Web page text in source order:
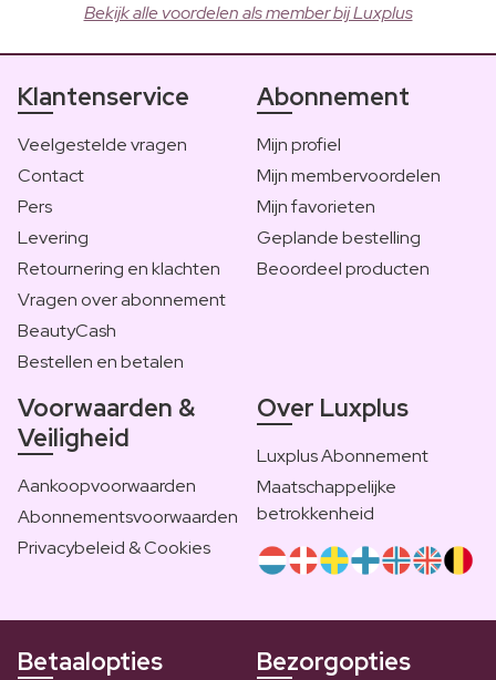
Bekijk alle voordelen als member bij Luxplus
Klantenservice
Veelgestelde vragen
Contact
Pers
Levering
Retournering en klachten
Vragen over abonnement
BeautyCash
Bestellen en betalen
Abonnement
Mijn profiel
Mijn membervoordelen
Mijn favorieten
Geplande bestelling
Beoordeel producten
Voorwaarden &
Veiligheid
Aankoopvoorwaarden
Abonnementsvoorwaarden
Privacybeleid & Cookies
Over Luxplus
Luxplus Abonnement
Maatschappelijke
betrokkenheid
Betaalopties Bezorgopties